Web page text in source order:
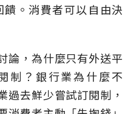
。消費者可以自由決
論，為什麼只有外送平
制？銀行業為什麼不
過去鮮少嘗試訂閱制，